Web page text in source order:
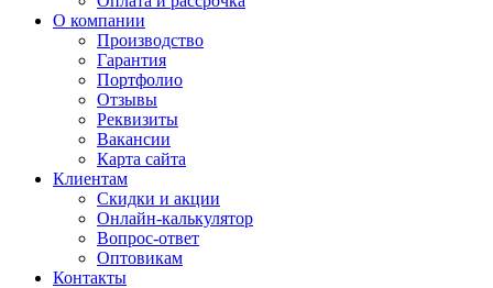
О компании
Производство
Гарантия
Портфолио
Отзывы
Реквизиты
Вакансии
Карта сайта
Клиентам
Скидки и акции
Онлайн-калькулятор
Вопрос-ответ
Оптовикам
Контакты